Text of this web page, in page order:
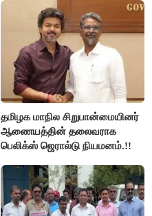
தமிழக மாநில சிறுபான்மையினர்
ஆணையத்தின் தலைவராக
பெலிக்ஸ் ஜெரால்டு நியமனம்.!!